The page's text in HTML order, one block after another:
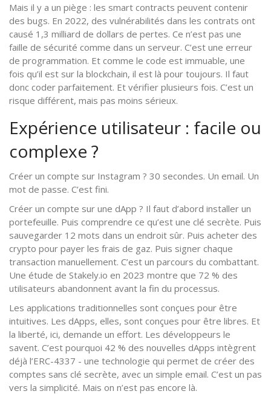
Mais il y a un piège : les smart contracts peuvent contenir
des bugs. En 2022, des vulnérabilités dans les contrats ont
causé 1,3 milliard de dollars de pertes. Ce n’est pas une
faille de sécurité comme dans un serveur. C’est une erreur
de programmation. Et comme le code est immuable, une
fois qu’il est sur la blockchain, il est là pour toujours. Il faut
donc coder parfaitement. Et vérifier plusieurs fois. C’est un
risque différent, mais pas moins sérieux.
Expérience utilisateur : facile ou
complexe ?
Créer un compte sur Instagram ? 30 secondes. Un email. Un
mot de passe. C’est fini.
Créer un compte sur une dApp ? Il faut d’abord installer un
portefeuille. Puis comprendre ce qu’est une clé secrète. Puis
sauvegarder 12 mots dans un endroit sûr. Puis acheter des
crypto pour payer les frais de gaz. Puis signer chaque
transaction manuellement. C’est un parcours du combattant.
Une étude de Stakely.io en 2023 montre que 72 % des
utilisateurs abandonnent avant la fin du processus.
Les applications traditionnelles sont conçues pour être
intuitives. Les dApps, elles, sont conçues pour être libres. Et
la liberté, ici, demande un effort. Les développeurs le
savent. C’est pourquoi 42 % des nouvelles dApps intègrent
déjà l’ERC-4337 - une technologie qui permet de créer des
comptes sans clé secrète, avec un simple email. C’est un pas
vers la simplicité. Mais on n’est pas encore là.